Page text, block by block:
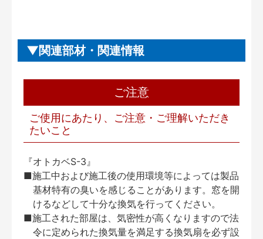
関連部材・関連情報
ご注意
ご使用にあたり、ご注意・ご理解いただき
たいこと
『オトカベS-3』
■施工中および施工後の使用環境等によっては製品
基材特有の臭いを感じることがあります。窓を開
けるなどして十分な換気を行ってください。
■施工された部屋は、気密性が高くなりますので法
令に定められた換気量を満足する換気扇を必ず設